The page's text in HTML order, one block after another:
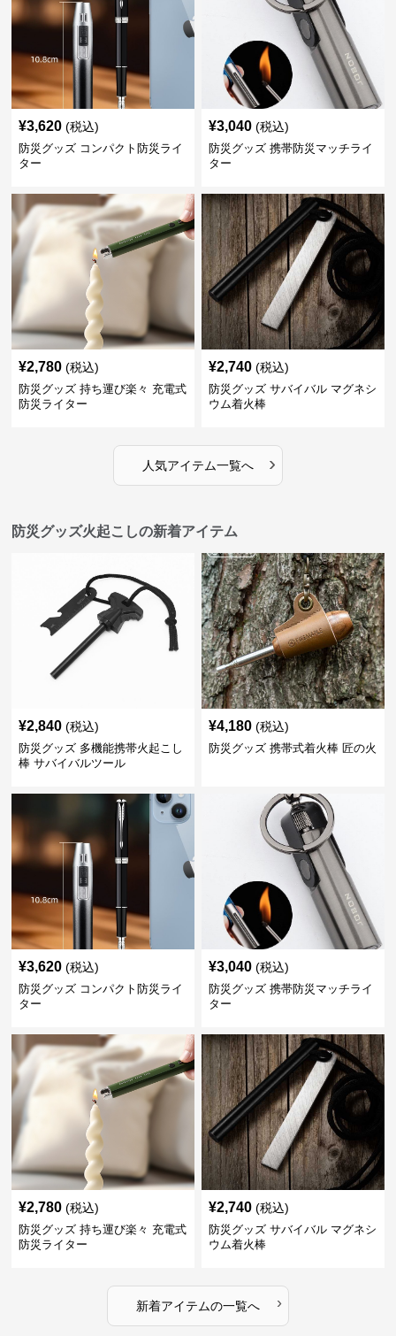
¥3,620 (税込)
防災グッズ コンパクト防災ライ
ター
¥3,040 (税込)
防災グッズ 携帯防災マッチライ
ター
¥2,780 (税込)
防災グッズ 持ち運び楽々 充電式
防災ライター
¥2,740 (税込)
防災グッズ サバイバル マグネシ
ウム着火棒
人気アイテム一覧へ ›
防災グッズ火起こしの新着アイテム
¥2,840 (税込)
防災グッズ 多機能携帯火起こし
棒 サバイバルツール
¥4,180 (税込)
防災グッズ 携帯式着火棒 匠の火
¥3,620 (税込)
防災グッズ コンパクト防災ライ
ター
¥3,040 (税込)
防災グッズ 携帯防災マッチライ
ター
¥2,780 (税込)
防災グッズ 持ち運び楽々 充電式
防災ライター
¥2,740 (税込)
防災グッズ サバイバル マグネシ
ウム着火棒
新着アイテムの一覧へ ›